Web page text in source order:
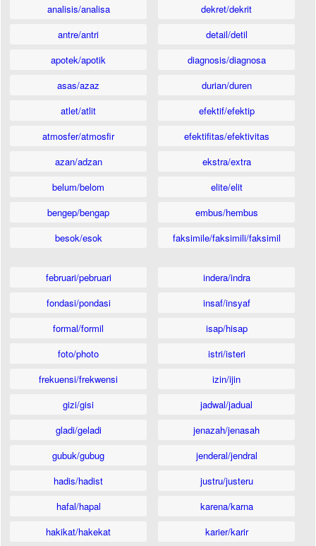
analisis/analisa
antre/antri
apotek/apotik
asas/azaz
atlet/atlit
atmosfer/atmosfir
azan/adzan
belum/belom
bengep/bengap
besok/esok
dekret/dekrit
detail/detil
diagnosis/diagnosa
durian/duren
efektif/efektip
efektifitas/efektivitas
ekstra/extra
elite/elit
embus/hembus
faksimile/faksimili/faksimil
februari/pebruari
fondasi/pondasi
formal/formil
foto/photo
frekuensi/frekwensi
gizi/gisi
gladi/geladi
gubuk/gubug
hadis/hadist
hafal/hapal
hakikat/hakekat
indera/indra
insaf/insyaf
isap/hisap
istri/isteri
izin/ijin
jadwal/jadual
jenazah/jenasah
jenderal/jendral
justru/justeru
karena/karna
karier/karir